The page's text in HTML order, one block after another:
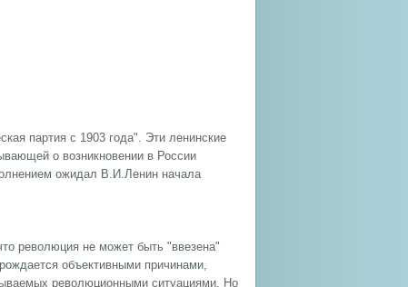
партия с 1903 года". Эти ленинские
о возникновении в России
ожидал В.И.Ленин начала
революция не может быть "ввезена"
объективными причинами,
революционными ситуациями. Но